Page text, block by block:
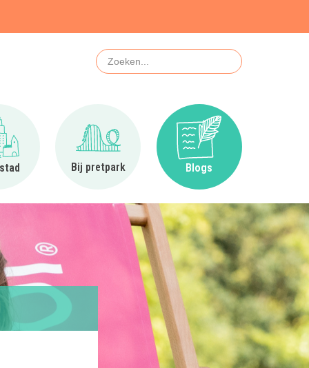
Zoeken
naar In de stad
Bij pretpark
Ga naar Bij pretpark
Blogs
Ga naar Blogs